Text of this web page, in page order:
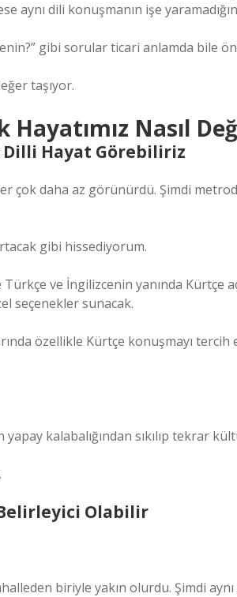
aynı dili konuşmanın işe
gibi sorular ticari anlamda bile
taşıyor.
Nasıl
Dilli Hayat Görebiliriz
çok daha az görünürdü. Şimdi
gibi hissediyorum.
ve İngilizcenin yanında Kürtçe
seçenekler sunacak.
özellikle Kürtçe konuşmayı tercih
kalabalığından sıkılıp tekrar
Olabilir
biriyle yakın olurdu. Şimdi